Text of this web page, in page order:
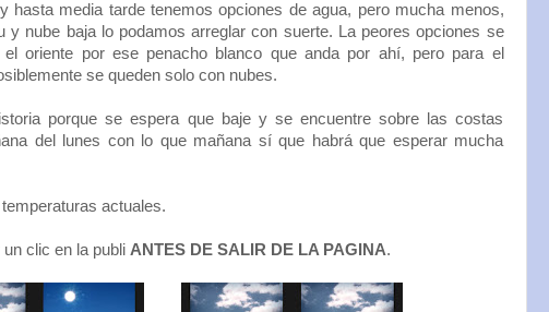
hasta media tarde tenemos opciones de agua, pero mucha menos,
y nube baja lo podamos arreglar con suerte. La peores opciones se
oriente por ese penacho blanco que anda por ahí, pero para el
se queden solo con nubes.
porque se espera que baje y se encuentre sobre las costas
del lunes con lo que mañana sí que habrá que esperar mucha
actuales.
clic en la publi ANTES DE SALIR DE LA PAGINA.